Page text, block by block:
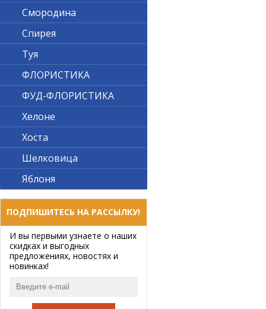
Смородина
Спирея
Туя
ФЛОРИСТИКА
ФУД-ФЛОРИСТИКА
Хелоне
Хоста
Шелковица
Яблоня
ПОДПИШИТЕСЬ НА РАССЫЛКУ!
И вы первыми узнаете о наших
скидках и выгодных
предложениях, новостях и
новинках!